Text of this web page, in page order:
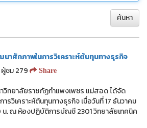
ค้นหา
าศักภาพในการวิเคราะห์ต้นทุนทางธุรกิจ
ชม 279
Share
วิทยาลัยราชภัฏกำแพงเพชร แม่สอด ได้จัด
วิเคราะห์ต้นทุนทางธุรกิจ เมื่อวันที่ 17 ธันวาคม
น. ณ ห้องปฏิบัติการบัญชี 2301 วิทยาลัยเทคนิค